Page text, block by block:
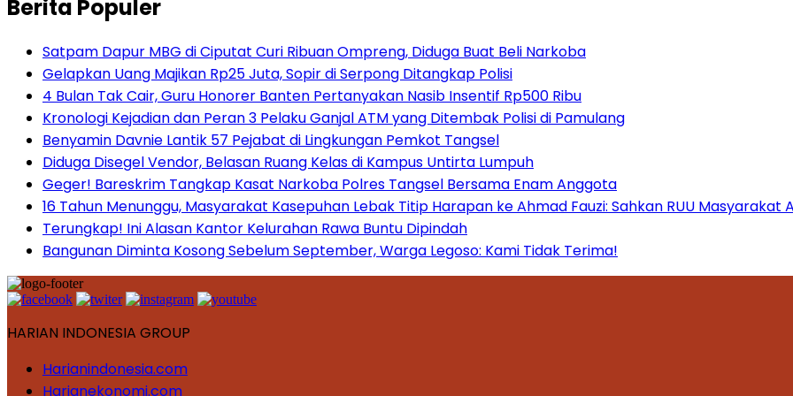
Berita Populer
Satpam Dapur MBG di Ciputat Curi Ribuan Ompreng, Diduga Buat Beli Narkoba
Gelapkan Uang Majikan Rp25 Juta, Sopir di Serpong Ditangkap Polisi
4 Bulan Tak Cair, Guru Honorer Banten Pertanyakan Nasib Insentif Rp500 Ribu
Kronologi Kejadian dan Peran 3 Pelaku Ganjal ATM yang Ditembak Polisi di Pamulang
Benyamin Davnie Lantik 57 Pejabat di Lingkungan Pemkot Tangsel
Diduga Disegel Vendor, Belasan Ruang Kelas di Kampus Untirta Lumpuh
Geger! Bareskrim Tangkap Kasat Narkoba Polres Tangsel Bersama Enam Anggota
16 Tahun Menunggu, Masyarakat Kasepuhan Lebak Titip Harapan ke Ahmad Fauzi: Sahkan RUU Masyarakat
Terungkap! Ini Alasan Kantor Kelurahan Rawa Buntu Dipindah
Bangunan Diminta Kosong Sebelum September, Warga Legoso: Kami Tidak Terima!
HARIAN INDONESIA GROUP
Harianindonesia.com
Harianekonomi.com